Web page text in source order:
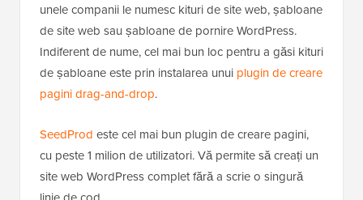
unele companii le numesc kituri de site web, șabloane
de site web sau șabloane de pornire WordPress.
Indiferent de nume, cel mai bun loc pentru a găsi kituri
de șabloane este prin instalarea unui plugin de creare
pagini drag-and-drop.
SeedProd este cel mai bun plugin de creare pagini,
cu peste 1 milion de utilizatori. Vă permite să creați un
site web WordPress complet fără a scrie o singură